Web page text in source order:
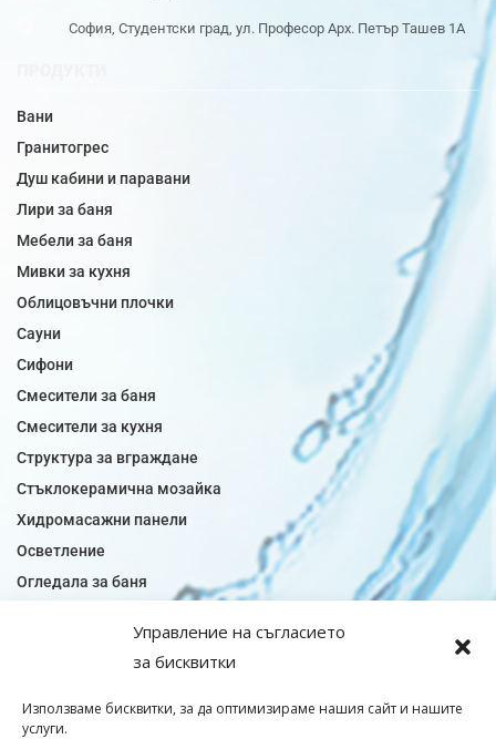
Управление на съгласието
за бисквитки
Използваме бисквитки, за да оптимизираме нашия сайт и нашите
услуги.
София, Студентски град, ул. Професор Арх. Петър Ташев 1А
Вани
Гранитогрес
Душ кабини и паравани
Лири за баня
Мебели за баня
Мивки за кухня
Облицовъчни плочки
Сауни
Сифони
Смесители за баня
Смесители за кухня
Структура за вграждане
Стъклокерамична мозайка
Хидромасажни панели
Осветление
Огледала за баня
Плочки за кухня
Подови лентова сифони